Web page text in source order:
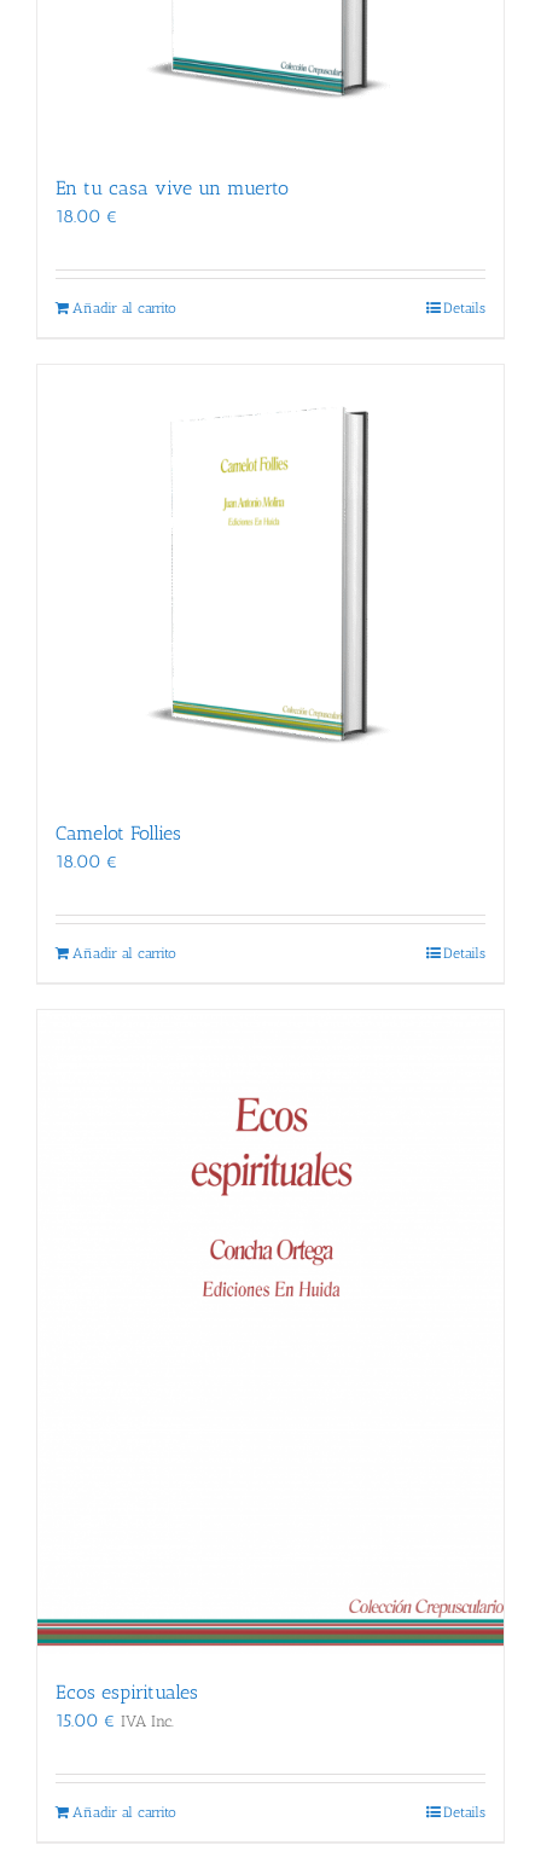
En tu casa vive un muerto
18.00 €
Añadir al carrito Details
Camelot Follies
18.00 €
Añadir al carrito Details
Ecos espirituales
15.00 € IVA Inc.
Añadir al carrito Details